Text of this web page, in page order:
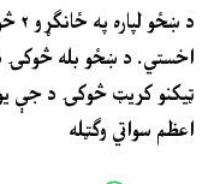
اخستي. د ښځو بله څوکۍ د
ټیکنو کریټ څوکۍ د جې
اعظم سواتي وګټله